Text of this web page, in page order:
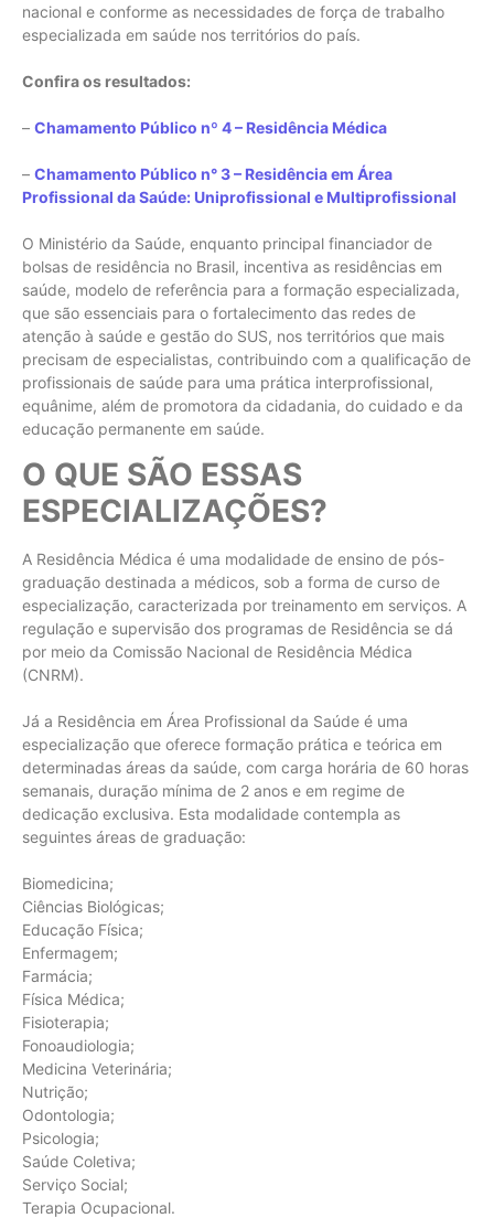
nacional e conforme as necessidades de força de trabalho
especializada em saúde nos territórios do país.
Confira os resultados:
– Chamamento Público nº 4 – Residência Médica
– Chamamento Público n° 3 – Residência em Área
Profissional da Saúde: Uniprofissional e Multiprofissional
O Ministério da Saúde, enquanto principal financiador de
bolsas de residência no Brasil, incentiva as residências em
saúde, modelo de referência para a formação especializada,
que são essenciais para o fortalecimento das redes de
atenção à saúde e gestão do SUS, nos territórios que mais
precisam de especialistas, contribuindo com a qualificação de
profissionais de saúde para uma prática interprofissional,
equânime, além de promotora da cidadania, do cuidado e da
educação permanente em saúde.
O QUE SÃO ESSAS
ESPECIALIZAÇÕES?
A Residência Médica é uma modalidade de ensino de pós-
graduação destinada a médicos, sob a forma de curso de
especialização, caracterizada por treinamento em serviços. A
regulação e supervisão dos programas de Residência se dá
por meio da Comissão Nacional de Residência Médica
(CNRM).
Já a Residência em Área Profissional da Saúde é uma
especialização que oferece formação prática e teórica em
determinadas áreas da saúde, com carga horária de 60 horas
semanais, duração mínima de 2 anos e em regime de
dedicação exclusiva. Esta modalidade contempla as
seguintes áreas de graduação:
Biomedicina;
Ciências Biológicas;
Educação Física;
Enfermagem;
Farmácia;
Física Médica;
Fisioterapia;
Fonoaudiologia;
Medicina Veterinária;
Nutrição;
Odontologia;
Psicologia;
Saúde Coletiva;
Serviço Social;
Terapia Ocupacional.